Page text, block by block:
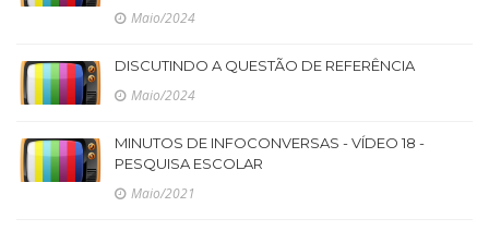
Maio/2024
DISCUTINDO A QUESTÃO DE REFERÊNCIA
Maio/2024
MINUTOS DE INFOCONVERSAS - VÍDEO 18 -
PESQUISA ESCOLAR
Maio/2021